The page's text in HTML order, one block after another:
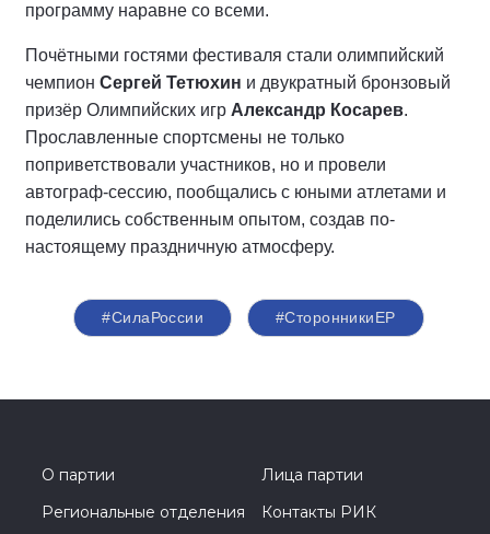
программу наравне со всеми.
Почётными гостями фестиваля стали олимпийский
чемпион Сергей Тетюхин и двукратный бронзовый
призёр Олимпийских игр Александр Косарев.
Прославленные спортсмены не только
поприветствовали участников, но и провели
автограф-сессию, пообщались с юными атлетами и
поделились собственным опытом, создав по-
настоящему праздничную атмосферу.
#СилаРоссии #СторонникиЕР
О партии
Лица партии
Региональные отделения
Контакты РИК